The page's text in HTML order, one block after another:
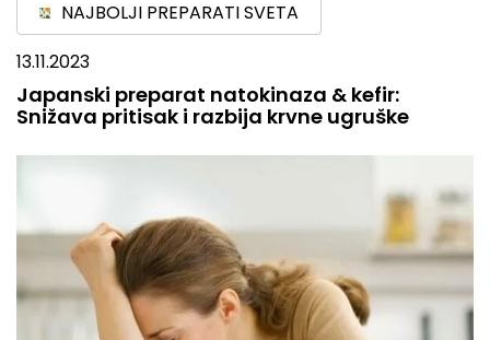
NAJBOLJI PREPARATI SVETA
13.11.2023
Japanski preparat natokinaza & kefir:
Snižava pritisak i razbija krvne ugruške